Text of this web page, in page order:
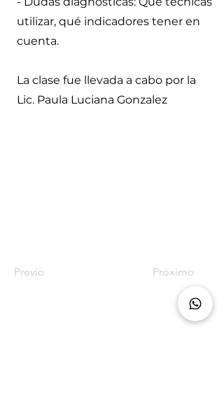
utilizar, qué indicadores tener en
cuenta.
La clase fue llevada a cabo por la
Lic. Paula Luciana Gonzalez
Previo Próximo